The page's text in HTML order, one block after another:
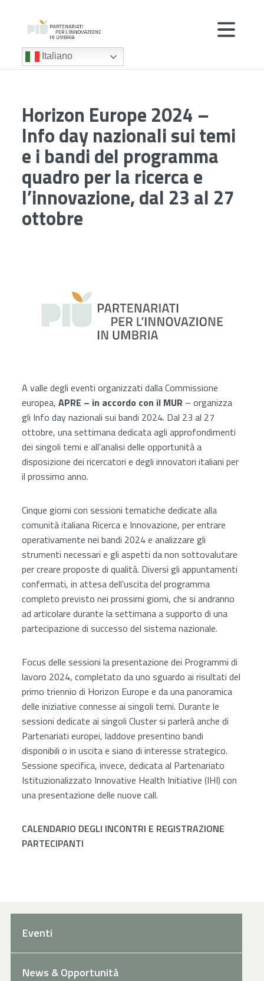
Italiano
Horizon Europe 2024 –
Info day nazionali sui temi
e i bandi del programma
quadro per la ricerca e
l’innovazione, dal 23 al 27
ottobre
A valle degli eventi organizzati dalla Commissione
europea,APRE – in accordo con il MUR – organizza
gli Info day nazionali sui bandi 2024. Dal 23 al 27
ottobre, una settimana dedicata agli approfondimenti
dei singoli temi e all’analisi delle opportunità a
disposizione dei ricercatori e degli innovatori italiani per
il prossimo anno.
Cinque giorni con sessioni tematiche dedicate alla
comunità italiana Ricerca e Innovazione, per entrare
operativamente nei bandi 2024 e analizzare gli
strumenti necessari e gli aspetti da non sottovalutare
per creare proposte di qualità. Diversi gli appuntamenti
confermati, in attesa dell’uscita del programma
completo previsto nei prossimi giorni, che si andranno
ad articolare durante la settimana a supporto di una
partecipazione di successo del sistema nazionale.
Focus delle sessioni la presentazione dei Programmi di
lavoro 2024, completato da uno sguardo ai risultati del
primo triennio di Horizon Europe e da una panoramica
delle iniziative connesse ai singoli temi. Durante le
sessioni dedicate ai singoli Cluster si parlerà anche di
Partenariati europei, laddove presentino bandi
disponibili o in uscita e siano di interesse strategico.
Sessione specifica, invece, dedicata al Partenariato
Istituzionalizzato Innovative Health Initiative (IHI) con
una presentazione delle nuove call.
CALENDARIO DEGLI INCONTRI E REGISTRAZIONE
PARTECIPANTI
Eventi
News & Opportunità